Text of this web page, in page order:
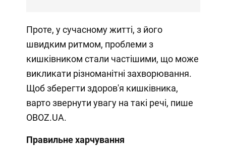
Проте, у сучасному житті, з його
швидким ритмом, проблеми з
кишківником стали частішими, що може
викликати різноманітні захворювання.
Щоб зберегти здоров'я кишківника,
варто звернути увагу на такі речі, пише
OBOZ.UA.
Правильне харчування